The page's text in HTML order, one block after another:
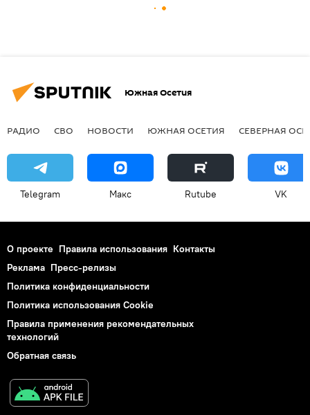
Южная Осетия
РАДИО СВО НОВОСТИ ЮЖНАЯ ОСЕТИЯ СЕВЕРНАЯ
Telegram Макс Rutube VK
О проекте Правила использования Контакты
Реклама Пресс-релизы
Политика конфиденциальности
Политика использования Cookie
Правила применения рекомендательных
технологий
Обратная связь